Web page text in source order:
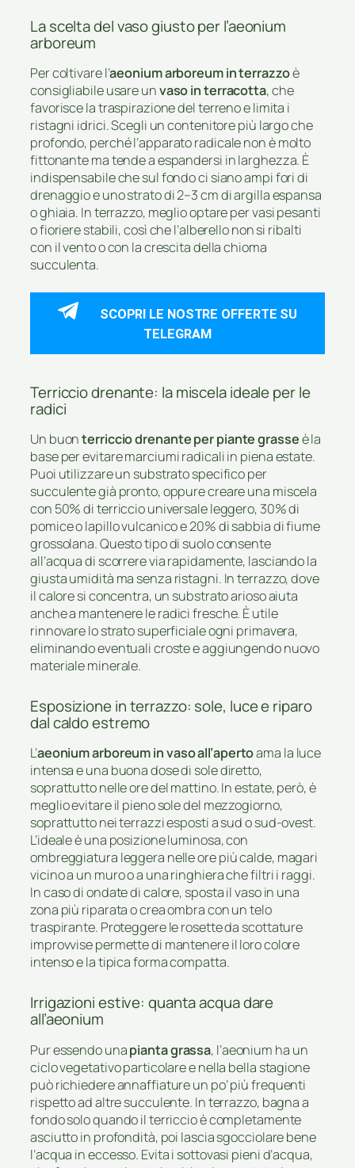
La scelta del vaso giusto per l’aeonium
arboreum
Per coltivare l’aeonium arboreum in terrazzoè
consigliabile usare unvaso in terracotta, che
favorisce la traspirazione del terreno e limita i
ristagni idrici. Scegli un contenitore più largo che
profondo, perché l’apparato radicale non è molto
fittonante ma tende a espandersi in larghezza. È
indispensabile che sul fondo ci siano ampi fori di
drenaggio e uno strato di 2–3 cm di argilla espansa
o ghiaia. In terrazzo, meglio optare per vasi pesanti
o fioriere stabili, così che l’alberello non si ribalti
con il vento o con la crescita della chioma
succulenta.
SCOPRI LE NOSTRE OFFERTE SU
TELEGRAM
Terriccio drenante: la miscela ideale per le
radici
Un buonterriccio drenante per piante grasseè la
base per evitare marciumi radicali in piena estate.
Puoi utilizzare un substrato specifico per
succulente già pronto, oppure creare una miscela
con 50% di terriccio universale leggero, 30% di
pomice o lapillo vulcanico e 20% di sabbia di fiume
grossolana. Questo tipo di suolo consente
all’acqua di scorrere via rapidamente, lasciando la
giusta umidità ma senza ristagni. In terrazzo, dove
il calore si concentra, un substrato arioso aiuta
anche a mantenere le radici fresche. È utile
rinnovare lo strato superficiale ogni primavera,
eliminando eventuali croste e aggiungendo nuovo
materiale minerale.
Esposizione in terrazzo: sole, luce e riparo
dal caldo estremo
L’aeonium arboreum in vaso all’apertoama la luce
intensa e una buona dose di sole diretto,
soprattutto nelle ore del mattino. In estate, però, è
meglio evitare il pieno sole del mezzogiorno,
soprattutto nei terrazzi esposti a sud o sud-ovest.
L’ideale è una posizione luminosa, con
ombreggiatura leggera nelle ore più calde, magari
vicino a un muro o a una ringhiera che filtri i raggi.
In caso di ondate di calore, sposta il vaso in una
zona più riparata o crea ombra con un telo
traspirante. Proteggere le rosette da scottature
improvvise permette di mantenere il loro colore
intenso e la tipica forma compatta.
Irrigazioni estive: quanta acqua dare
all’aeonium
Pur essendo unapianta grassa, l’aeonium ha un
ciclo vegetativo particolare e nella bella stagione
può richiedere annaffiature un po’ più frequenti
rispetto ad altre succulente. In terrazzo, bagna a
fondo solo quando il terriccio è completamente
asciutto in profondità, poi lascia sgocciolare bene
l’acqua in eccesso. Evita i sottovasi pieni d’acqua,